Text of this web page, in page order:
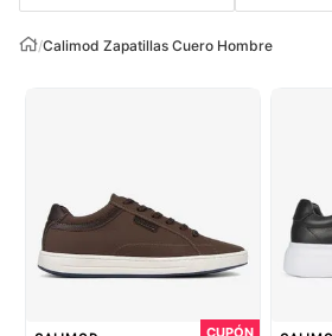
/Calimod Zapatillas Cuero Hombre